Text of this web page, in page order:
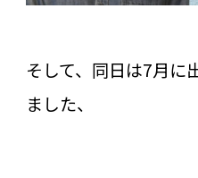
そして、同日は7月に
ました、